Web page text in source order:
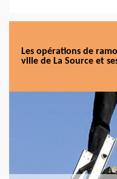
Les opérations de
ville de La Source et